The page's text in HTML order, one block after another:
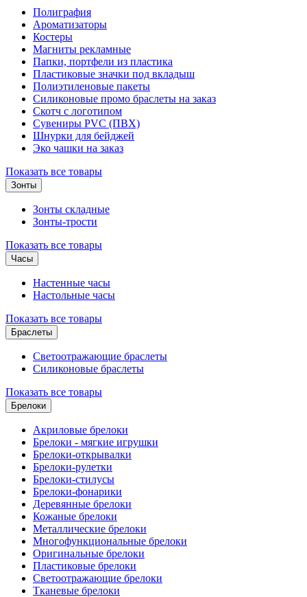
Полиграфия
Ароматизаторы
Костеры
Магниты рекламные
Папки, портфели из пластика
Пластиковые значки под вкладыш
Полиэтиленовые пакеты
Силиконовые промо браслеты на заказ
Скотч с логотипом
Сувениры PVC (ПВХ)
Шнурки для бейджей
Эко чашки на заказ
Показать все товары
Зонты
Зонты складные
Зонты-трости
Показать все товары
Часы
Настенные часы
Настольные часы
Показать все товары
Браслеты
Светоотражающие браслеты
Силиконовые браслеты
Показать все товары
Брелоки
Акриловые брелоки
Брелоки - мягкие игрушки
Брелоки-открывалки
Брелоки-рулетки
Брелоки-стилусы
Брелоки-фонарики
Деревянные брелоки
Кожаные брелоки
Металлические брелоки
Многофункциональные брелоки
Оригинальные брелоки
Пластиковые брелоки
Светоотражающие брелоки
Тканевые брелоки